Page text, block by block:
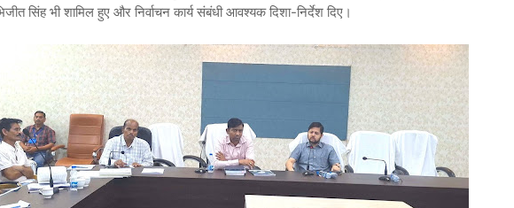
सिंह भी शामिल हुए और निर्वाचन कार्य संबंधी आवश्यक दिशा-निर्देश दिए।